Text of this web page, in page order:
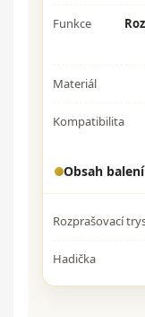
Funkce
Materiál
Kompatibilita
Obsah balení
Rozprašovací
Hadička